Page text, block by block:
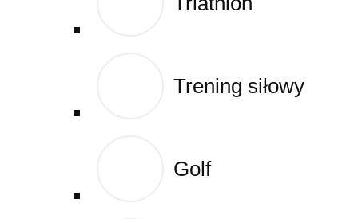
Trening siłowy
Golf
Trening siłowy
Golf